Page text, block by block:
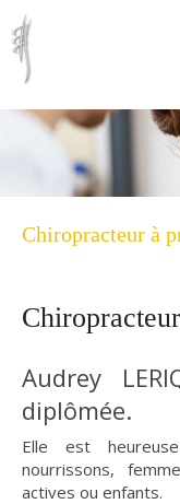
Chiropracteur à
Audrey
diplômée.
Elle est
nourrissons,
actives ou enfants.